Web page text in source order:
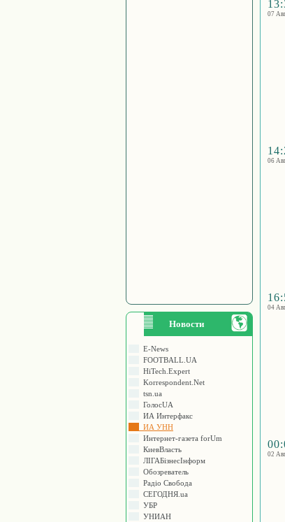
Новости
E-News
FOOTBALL.UA
HiTech.Expert
Korrespondent.Net
tsn.ua
ГолосUA
ИА Интерфакс
ИА УНН
Интернет-газета forUm
КиевВласть
ЛIГАБiзнесIнформ
Обозреватель
Радіо Свобода
СЕГОДНЯ.ua
УБР
УНИАН
07
06
04
02